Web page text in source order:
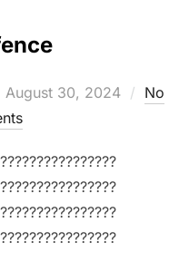
Posted
on
August 30, 2024
No